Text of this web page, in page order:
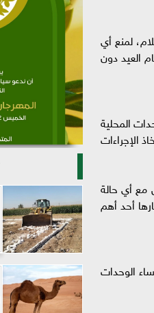
لمنع أي
العيد دون
المحلية
الإجراءات
مع أي حالة
أحد أهم
الوحدات